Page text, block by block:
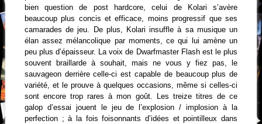
bien question de post hardcore, celui de Kolari s’avère
beaucoup plus concis et efficace, moins progressif que ses
camarades de jeu. De plus, Kolari insuffle à sa musique un
élan assez mélancolique par moments, ce qui lui amène un
peu plus d’épaisseur. La voix de Dwarfmaster Flash est le plus
souvent braillarde à souhait, mais ne vous y fiez pas, le
sauvageon derrière celle-ci est capable de beaucoup plus de
variété, et le prouve à quelques occasions, même si celles-ci
sont encore trop rares à mon goût. Les treize titres de ce
galop d’essai jouent le jeu de l’explosion / implosion à la
perfection ; à la fois foisonnants d’idées et pointilleux dans